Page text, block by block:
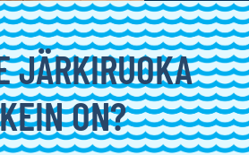
JÄRKIRUOKA
ON?